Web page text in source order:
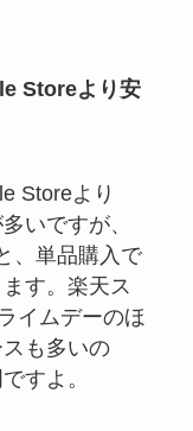
Storeより安
Storeより
いですが、
、単品購入で
す。楽天ス
イムデーのほ
も多いの
すよ。